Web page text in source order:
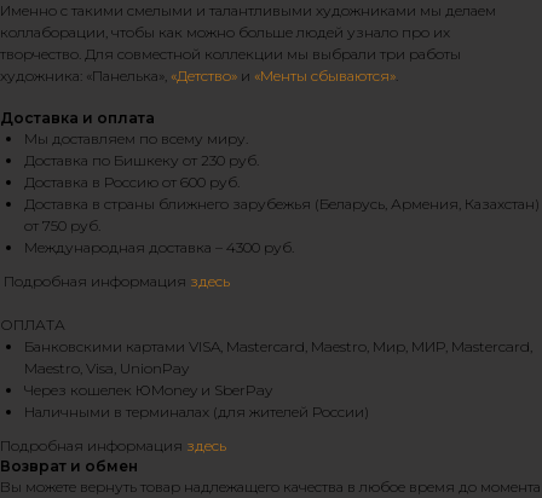
Именно с такими смелыми и талантливыми художниками мы делаем
коллаборации, чтобы как можно больше людей узнало про их
творчество. Для совместной коллекции мы выбрали три работы
художника: «Панелька», «Детство» и «Менты сбываются».
Доставка и оплата
Мы доставляем по всему миру.
Доставка по Бишкеку от 230 руб.
Доставка в Россию от 600 руб.
Доставка в страны ближнего зарубежья (Беларусь, Армения, Казахстан)
от 750 руб.
Международная доставка – 4300 руб.
Подробная информация здесь
ОПЛАТА
Банковскими картами VISA, Mastercard, Maestro, Мир, МИР, Mastercard,
Maestro, Visa, UnionPay
Через кошелек ЮMoney и SberPay
Наличными в терминалах (для жителей России)
Подробная информация здесь
Возврат и обмен
Вы можете вернуть товар надлежащего качества в любое время до момента